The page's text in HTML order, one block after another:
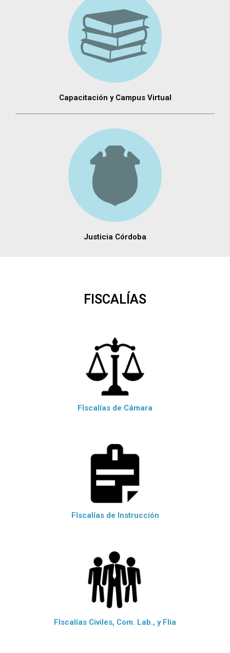
Capacitación y Campus Virtual
Justicia Córdoba
FISCALÍAS
FIscalías de Cámara
FIscalías de Instrucción
FIscalías Civiles, Com. Lab., y Flia